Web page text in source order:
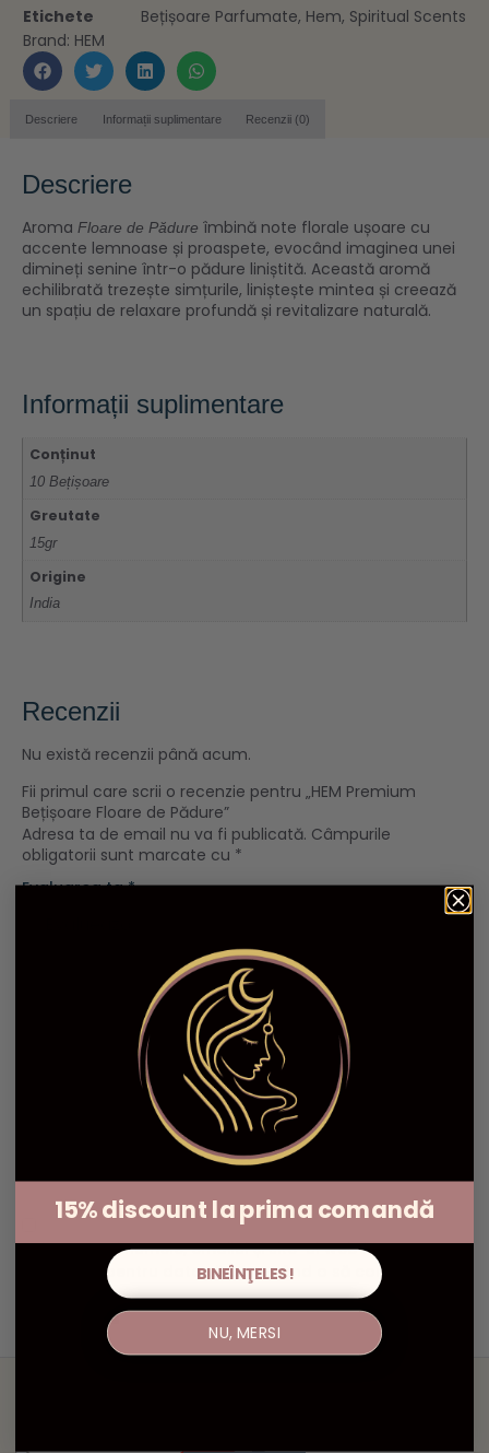
Etichete
Bețișoare Parfumate, Hem, Spiritual Scents
Brand: HEM
Descriere Informații suplimentare Recenzii (0)
Descriere
Aroma Floare de Pădure îmbină note florale ușoare cu
accente lemnoase și proaspete, evocând imaginea unei
dimineți senine într-o pădure liniștită. Această aromă
echilibrată trezește simțurile, liniștește mintea și creează
un spațiu de relaxare profundă și revitalizare naturală.
Informații suplimentare
Conținut
10 Bețișoare
Greutate
15gr
Origine
India
Recenzii
Nu există recenzii până acum.
Fii primul care scrii o recenzie pentru „HEM Premium
Bețișoare Floare de Pădure”
Adresa ta de email nu va fi publicată. Câmpurile
obligatorii sunt marcate cu *
Evaluarea ta*
Salvează-mi numele, emailul și site-ul web în acest
navigator pentru data viitoare când o să comentez.
15% discount la prima comandă
BINEÎNŢELES!
NU, MERSI